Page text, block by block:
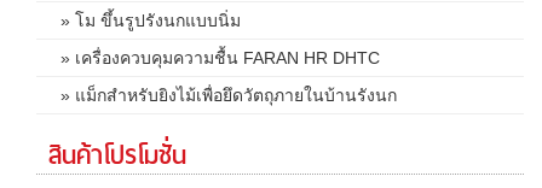
» โม ขึ้นรูปรังนกแบบนิ่ม
» เครื่องควบคุมความชื้น FARAN HR DHTC
» แม็กสำหรับยิงไม้เพื่อยึดวัตถุภายในบ้านรังนก
สินค้าโปรโมชั่น